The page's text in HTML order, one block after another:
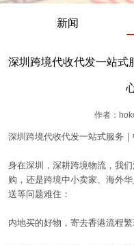
新闻
深圳跨境代收代发一站式
作者：
深圳跨境代收代发一站式服务
身在深圳，深耕跨境物流，我
购，还是跨境中小卖家、海外
送等问题难住：
内地买的好物，寄去香港流程